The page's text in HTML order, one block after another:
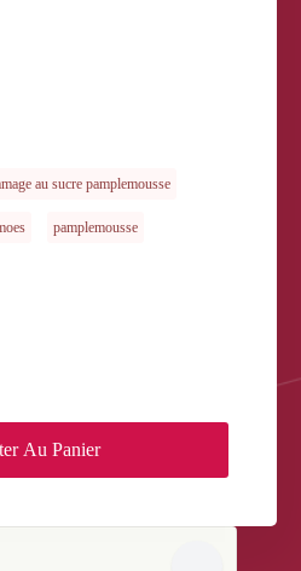
au sucre pamplemousse
pamplemousse
Au Panier